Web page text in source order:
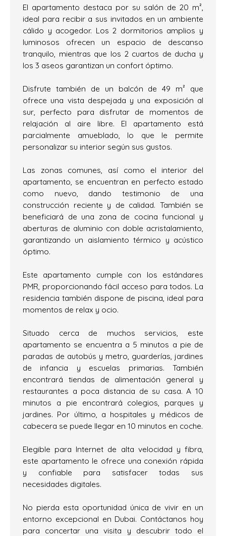
El apartamento destaca por su salón de 20 m²,
ideal para recibir a sus invitados en un ambiente
cálido y acogedor. Los 2 dormitorios amplios y
luminosos ofrecen un espacio de descanso
tranquilo, mientras que los 2 cuartos de ducha y
los 3 aseos garantizan un confort óptimo.
Disfrute también de un balcón de 49 m² que
ofrece una vista despejada y una exposición al
sur, perfecto para disfrutar de momentos de
relajación al aire libre. El apartamento está
parcialmente amueblado, lo que le permite
personalizar su interior según sus gustos.
Las zonas comunes, así como el interior del
apartamento, se encuentran en perfecto estado
como nuevo, dando testimonio de una
construcción reciente y de calidad. También se
beneficiará de una zona de cocina funcional y
aberturas de aluminio con doble acristalamiento,
garantizando un aislamiento térmico y acústico
óptimo.
Este apartamento cumple con los estándares
PMR, proporcionando fácil acceso para todos. La
residencia también dispone de piscina, ideal para
momentos de relax y ocio.
Situado cerca de muchos servicios, este
apartamento se encuentra a 5 minutos a pie de
paradas de autobús y metro, guarderías, jardines
de infancia y escuelas primarias. También
encontrará tiendas de alimentación general y
restaurantes a poca distancia de su casa. A 10
minutos a pie encontrará colegios, parques y
jardines. Por último, a hospitales y médicos de
cabecera se puede llegar en 10 minutos en coche.
Elegible para Internet de alta velocidad y fibra,
este apartamento le ofrece una conexión rápida
y confiable para satisfacer todas sus
necesidades digitales.
No pierda esta oportunidad única de vivir en un
entorno excepcional en Dubai. Contáctanos hoy
para concertar una visita y descubrir todo el